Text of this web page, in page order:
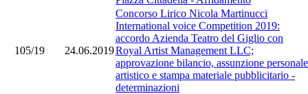
105/19 24.06.2019
Concorso Lirico Nicola Martinucci
International voice Competition 2019:
accordo Azienda Teatro del Giglio con
Royal Artist Management LLC;
approvazione bilancio, assunzione personale
artistico e stampa materiale pubblicitario -
determinazioni